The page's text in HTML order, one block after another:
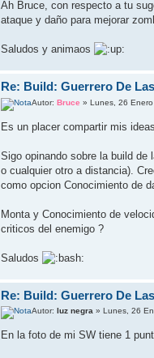
Ah Bruce, con respecto a tu
ataque y daño para mejorar
Saludos y animaos
Re: Build: Guerrero De
Autor:Bruce » Lunes, 26
Es un placer compartir mis
Sigo opinando sobre la build de
o cualquier otro a distancia).
como opcion Conocimiento de
Monta y Conocimiento de
criticos del enemigo ?
Saludos
Re: Build: Guerrero De
Autor:luz negra » Lunes, 26
En la foto de mi SW tiene 1